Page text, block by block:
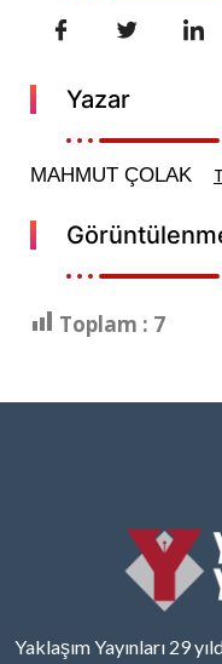
Yazar
MAHMUT ÇOLAK
Toplam : 7
Yaklaşım Yayınları 29